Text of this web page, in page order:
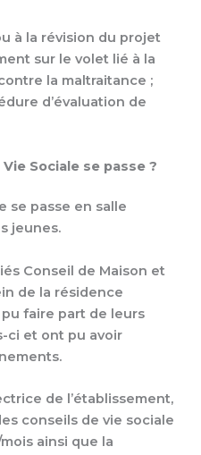
à la révision du projet
sur le volet lié à la
la maltraitance ;
d’évaluation de
Sociale se passe ?
se passe en salle
jeunes.
Conseil de Maison et
de la résidence
faire part de leurs
ci et ont pu avoir
de l’établissement,
conseils de vie sociale
ainsi que la